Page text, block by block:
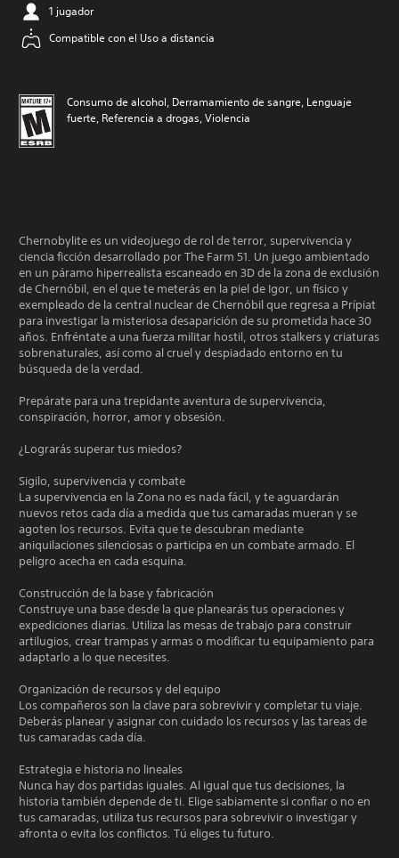
1 jugador
Compatible con el Uso a distancia
Consumo de alcohol, Derramamiento de sangre, Lenguaje
fuerte, Referencia a drogas, Violencia
Chernobylite es un videojuego de rol de terror, supervivencia y
ciencia ficción desarrollado por The Farm 51. Un juego ambientado
en un páramo hiperrealista escaneado en 3D de la zona de exclusión
de Chernóbil, en el que te meterás en la piel de Igor, un físico y
exempleado de la central nuclear de Chernóbil que regresa a Prípiat
para investigar la misteriosa desaparición de su prometida hace 30
años. Enfréntate a una fuerza militar hostil, otros stalkers y criaturas
sobrenaturales, así como al cruel y despiadado entorno en tu
búsqueda de la verdad.
Prepárate para una trepidante aventura de supervivencia,
conspiración, horror, amor y obsesión.
¿Lograrás superar tus miedos?
Sigilo, supervivencia y combate
La supervivencia en la Zona no es nada fácil, y te aguardarán
nuevos retos cada día a medida que tus camaradas mueran y se
agoten los recursos. Evita que te descubran mediante
aniquilaciones silenciosas o participa en un combate armado. El
peligro acecha en cada esquina.
Construcción de la base y fabricación
Construye una base desde la que planearás tus operaciones y
expediciones diarias. Utiliza las mesas de trabajo para construir
artilugios, crear trampas y armas o modificar tu equipamiento para
adaptarlo a lo que necesites.
Organización de recursos y del equipo
Los compañeros son la clave para sobrevivir y completar tu viaje.
Deberás planear y asignar con cuidado los recursos y las tareas de
tus camaradas cada día.
Estrategia e historia no lineales
Nunca hay dos partidas iguales. Al igual que tus decisiones, la
historia también depende de ti. Elige sabiamente si confiar o no en
tus camaradas, utiliza tus recursos para sobrevivir o investigar y
afronta o evita los conflictos. Tú eliges tu futuro.